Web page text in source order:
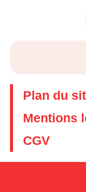
Plan du
Mentions
CGV